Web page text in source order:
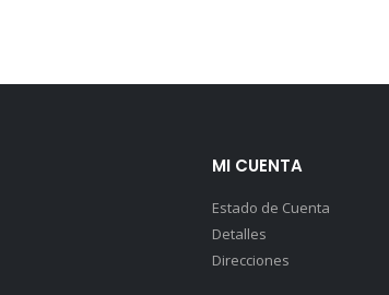
MI CUENTA
Estado de Cuenta
Detalles
Direcciones